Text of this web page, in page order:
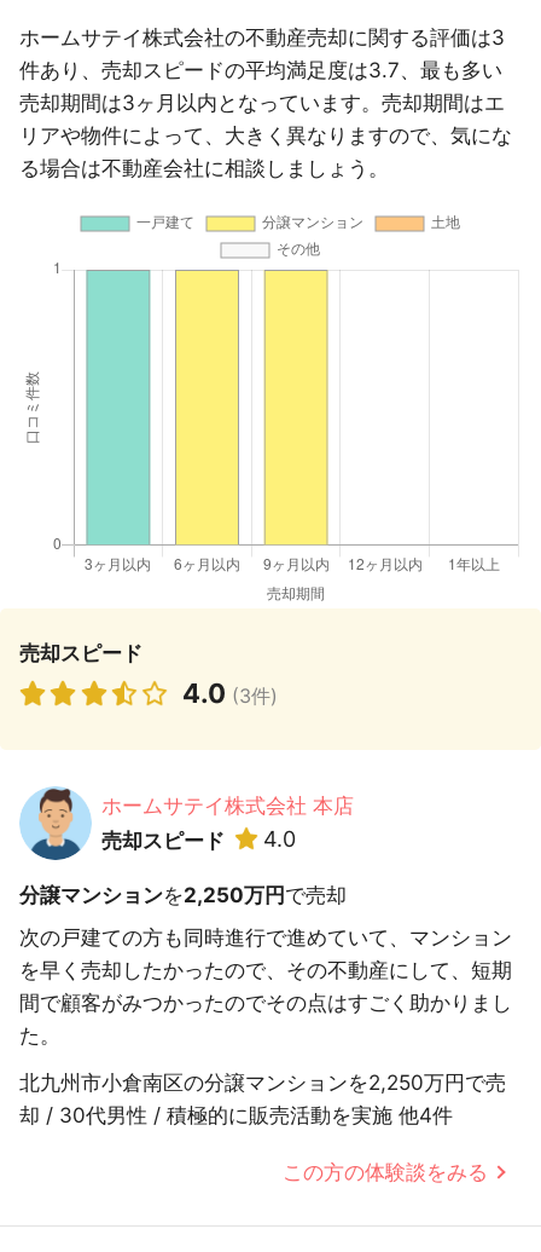
ホームサテイ株式会社の不動産売却に関する評価は3
件あり、売却スピードの平均満足度は3.7、最も多い
売却期間は3ヶ月以内となっています。売却期間はエ
リアや物件によって、大きく異なりますので、気にな
る場合は不動産会社に相談しましょう。
売却スピード
4.0 (3件)
ホームサテイ株式会社 本店
売却スピード
4.0
分譲マンションを2,250万円で売却
次の戸建ての方も同時進行で進めていて、マンション
を早く売却したかったので、その不動産にして、短期
間で顧客がみつかったのでその点はすごく助かりまし
た。
北九州市小倉南区の分譲マンションを2,250万円で売
却 / 30代男性 / 積極的に販売活動を実施 他4件
この方の体験談をみる